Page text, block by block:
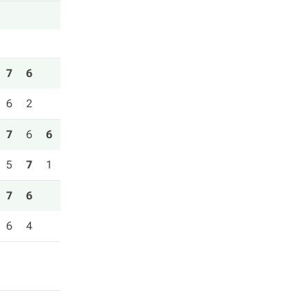
7 6
6 2
7 6 6
5 7 1
7 6
6 4